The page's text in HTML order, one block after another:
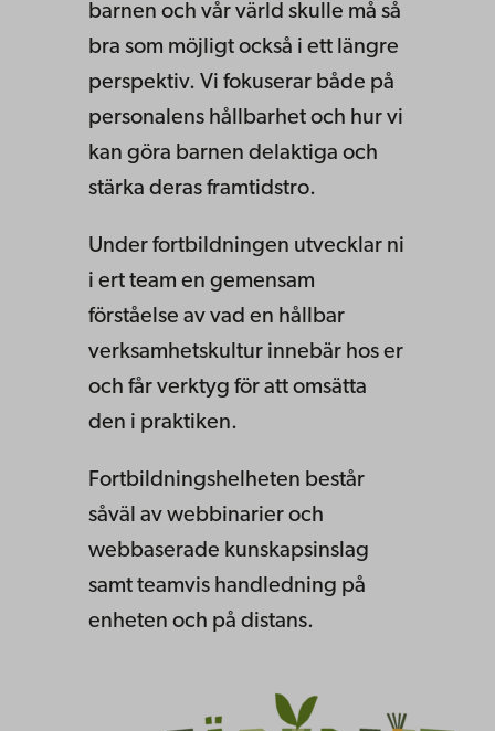
barnen och vår värld skulle må så
bra som möjligt också i ett längre
perspektiv. Vi fokuserar både på
personalens hållbarhet och hur vi
kan göra barnen delaktiga och
stärka deras framtidstro.
Under fortbildningen utvecklar ni
i ert team en gemensam
förståelse av vad en hållbar
verksamhetskultur innebär hos er
och får verktyg för att omsätta
den i praktiken.
Fortbildningshelheten består
såväl av webbinarier och
webbaserade kunskapsinslag
samt teamvis handledning på
enheten och på distans.